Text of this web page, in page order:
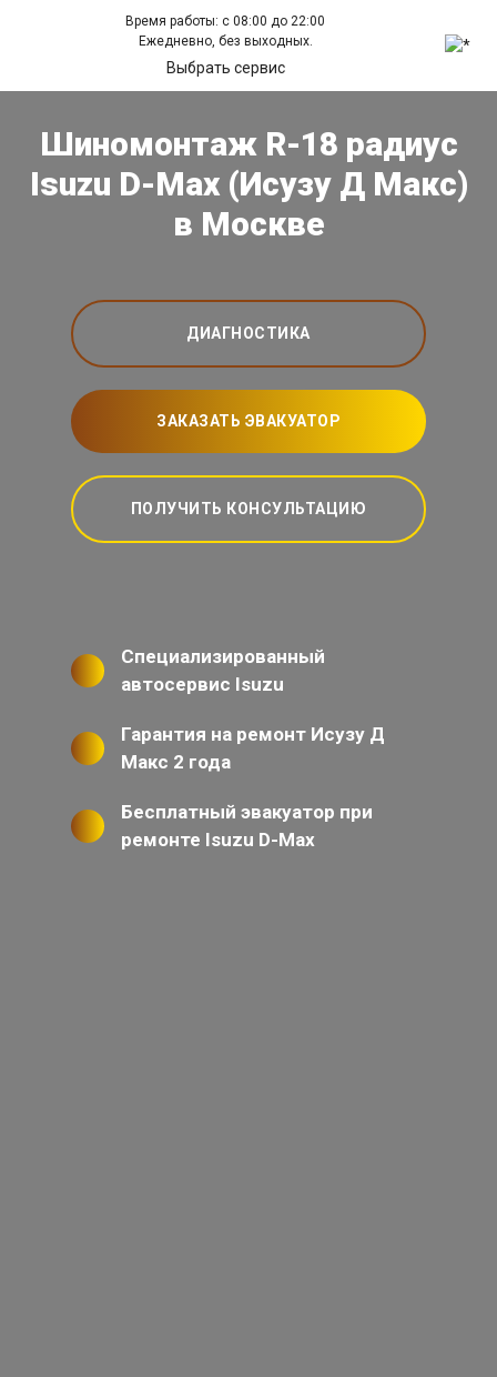
Время работы: с 08:00 до 22:00
Ежедневно, без выходных.
Выбрать сервис
Шиномонтаж R-18 радиус
Isuzu D-Max (Исузу Д Макс)
в Москве
ДИАГНОСТИКА
ЗАКАЗАТЬ ЭВАКУАТОР
ПОЛУЧИТЬ КОНСУЛЬТАЦИЮ
Специализированный
автосервис Isuzu
Гарантия на ремонт Исузу Д
Макс 2 года
Бесплатный эвакуатор при
ремонте Isuzu D-Max